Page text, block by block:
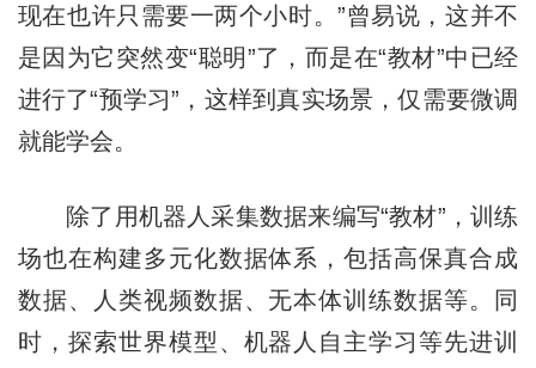
现在也许只需要一两个小时。”曾易说，这并不
是因为它突然变“聪明”了，而是在“教材”中已经
进行了“预学习”，这样到真实场景，仅需要微调
就能学会。
除了用机器人采集数据来编写“教材”，训练
场也在构建多元化数据体系，包括高保真合成
数据、人类视频数据、无本体训练数据等。同
时，探索世界模型、机器人自主学习等先进训